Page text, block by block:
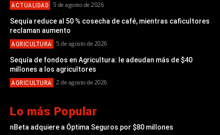
ACTUALIDAD 5 de agosto de 2026
Sequía reduce al 50 % cosecha de café, mientras caficultores
reclaman aumento
AGRICULTURA 5 de agosto de 2026
Sequía de fondos en Agricultura: le adeudan más de $40
millones a los agricultores
AGRICULTURA 2 de agosto de 2026
Lo más Popular
nBeta adquiere a Óptima Seguros por $80 millones